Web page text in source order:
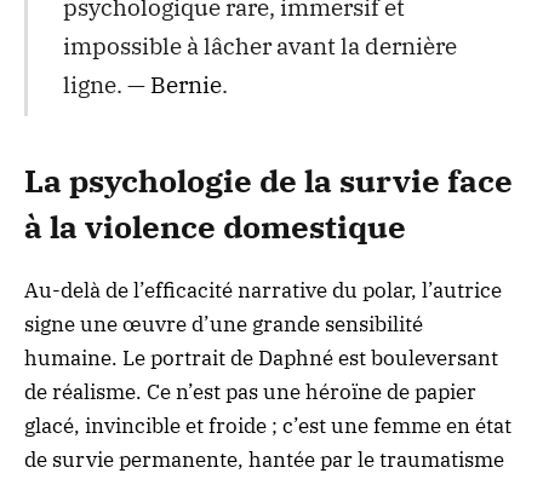
psychologique rare, immersif et
impossible à lâcher avant la dernière
ligne. — Bernie.
La psychologie de la survie face
à la violence domestique
Au-delà de l’efficacité narrative du polar, l’autrice
signe une œuvre d’une grande sensibilité
humaine. Le portrait de Daphné est bouleversant
de réalisme. Ce n’est pas une héroïne de papier
glacé, invincible et froide ; c’est une femme en état
de survie permanente, hantée par le traumatisme